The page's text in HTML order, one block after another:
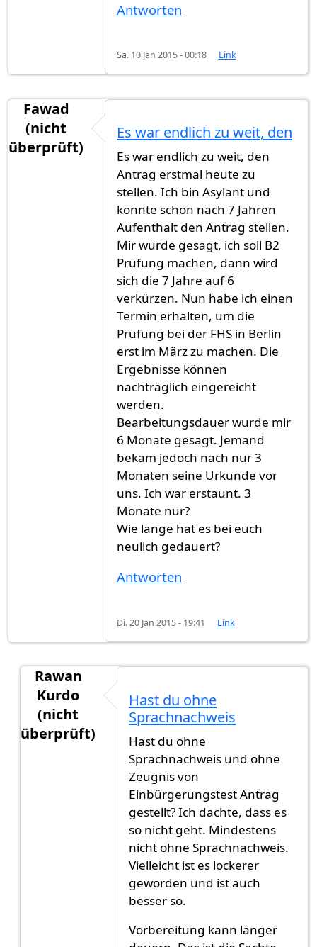
Antworten
Sa. 10 Jan 2015 - 00:18 Link
Fawad
(nicht
überprüft)
Es war endlich zu weit, den
Es war endlich zu weit, den
Antrag erstmal heute zu
stellen. Ich bin Asylant und
konnte schon nach 7 Jahren
Aufenthalt den Antrag stellen.
Mir wurde gesagt, ich soll B2
Prüfung machen, dann wird
sich die 7 Jahre auf 6
verkürzen. Nun habe ich einen
Termin erhalten, um die
Prüfung bei der FHS in Berlin
erst im März zu machen. Die
Ergebnisse können
nachträglich eingereicht
werden.
Bearbeitungsdauer wurde mir
6 Monate gesagt. Jemand
bekam jedoch nach nur 3
Monaten seine Urkunde vor
uns. Ich war erstaunt. 3
Monate nur?
Wie lange hat es bei euch
neulich gedauert?
Antworten
Di. 20 Jan 2015 - 19:41 Link
Rawan
Kurdo
(nicht
überprüft)
Es war endlich zu weit, denvon
Hast du ohne
Sprachnachweis
Hast du ohne
Sprachnachweis und ohne
Zeugnis von
Einbürgerungstest Antrag
gestellt? Ich dachte, dass es
so nicht geht. Mindestens
nicht ohne Sprachnachweis.
Vielleicht ist es lockerer
geworden und ist auch
besser so.
Vorbereitung kann länger